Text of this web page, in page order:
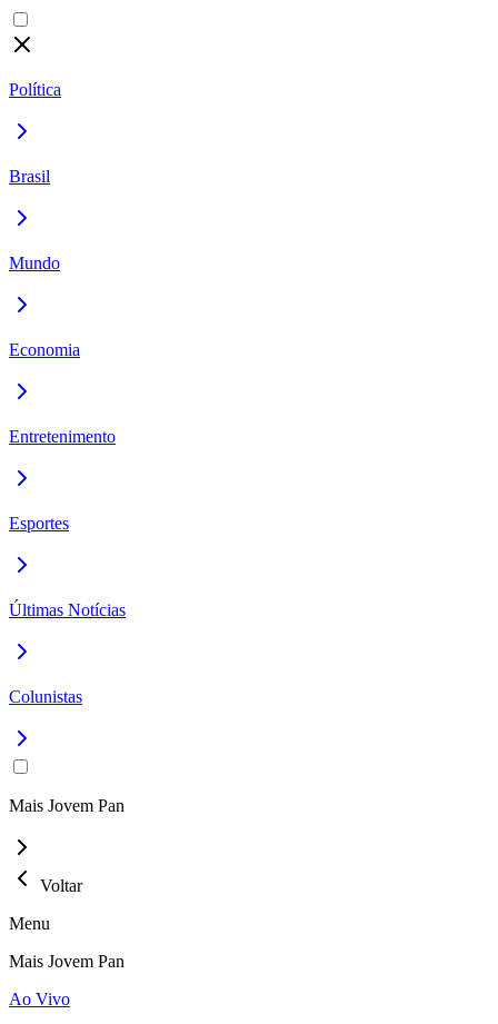
Política
Brasil
Mundo
Economia
Entretenimento
Esportes
Últimas Notícias
Colunistas
Mais Jovem Pan
Voltar
Menu
Mais Jovem Pan
Ao Vivo